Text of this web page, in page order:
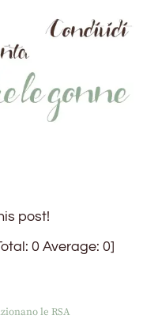
post!
0 Average: 0]
le RSA